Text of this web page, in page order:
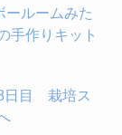
ールームみた
手作りキット
日目 栽培ス